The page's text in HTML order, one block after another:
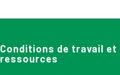
Conditions de travail et
ressources